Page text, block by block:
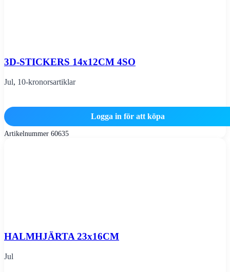
3D-STICKERS 14x12CM 4SO
Jul, 10-kronorsartiklar
Logga in för att köpa
Artikelnummer 60635
HALMHJÄRTA 23x16CM
Jul